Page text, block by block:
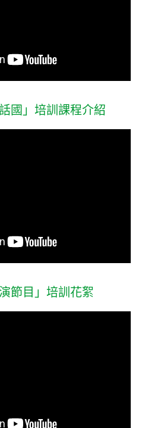
國」培訓課程介紹
節目」培訓花絮